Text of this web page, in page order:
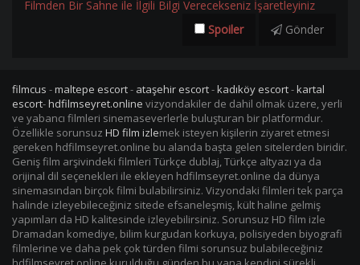
Filmden Bir Sahne ile İlgili Bilgi Verecekseniz İşaretleyiniz
Spoiler
Gönder
filmcus -maltepe escort- ataşehir escort-kadıköy escort-kartal
escort-hdfilmseyret.online vizyondakiler de dahil olmak üzere, yerli
ve yabancı filmleri sinemaseverlerle buluşturan bir platformdur.
Özellikle sorunsuz HD film izlemek isteyen kişilerin ziyaret etmesi
gereken hdfilmseyret.online bu alanda başta gelen sitelerden biridir.
Geniş film arşivindeki filmleri Türkçe dublaj, Türkçe altyazı ya da
orijinal dil seçenekleri ile ekleyen hdfilmseyret.online da dünya
sinemasından birçok filmi bulabilirsiniz. Vizyondaki filmleri tek parça
halinde izleyebileceğiniz sitede efsaneleşmiş, kült haline gelmiş
yapımları da HD kalitesinde izleyebilirsiniz. Sorunsuz HD film izle
Dramadan komediye, bilim kurgudan korkuya, polisiyeden biyografi
filmlerine ve daha pek çok türden filmi sorunsuz bulabileceğiniz